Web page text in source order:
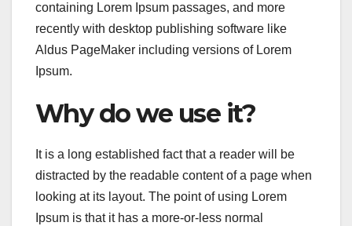
containing Lorem Ipsum passages, and more
recently with desktop publishing software like
Aldus PageMaker including versions of Lorem
Ipsum.
Why do we use it?
It is a long established fact that a reader will be
distracted by the readable content of a page when
looking at its layout. The point of using Lorem
Ipsum is that it has a more-or-less normal